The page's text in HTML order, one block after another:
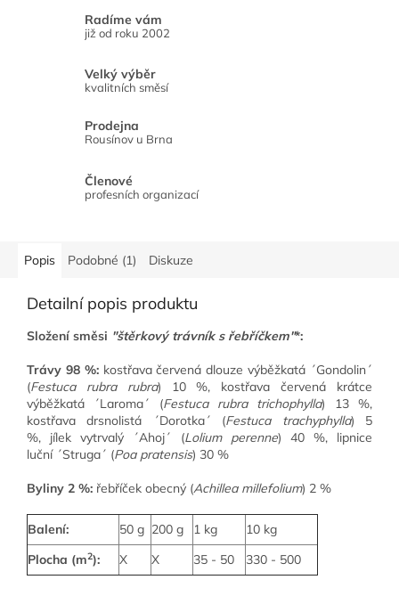
Radíme vám
již od roku 2002
Velký výběr
kvalitních směsí
Prodejna
Rousínov u Brna
Členové
profesních organizací
Popis Podobné (1) Diskuze
Detailní popis produktu
Složení směsi "štěrkový trávník s řebříčkem"*:
Trávy 98 %: kostřava červená dlouze výběžkatá ´Gondolin´
(Festuca rubra rubra) 10 %, kostřava červená krátce
výběžkatá ´Laroma´ (Festuca rubra trichophylla) 13 %,
kostřava drsnolistá ´Dorotka´ (Festuca trachyphylla) 5
%,
jílek vytrvalý ´Ahoj´ (Lolium perenne) 40 %,
lipnice
luční ´Struga´ (Poa pratensis) 30 %
Byliny 2 %: řebříček obecný (Achillea millefolium) 2 %
Balení: 50 g 200 g 1 kg
10 kg
Plocha (m2): X X 35 - 50 330 - 500